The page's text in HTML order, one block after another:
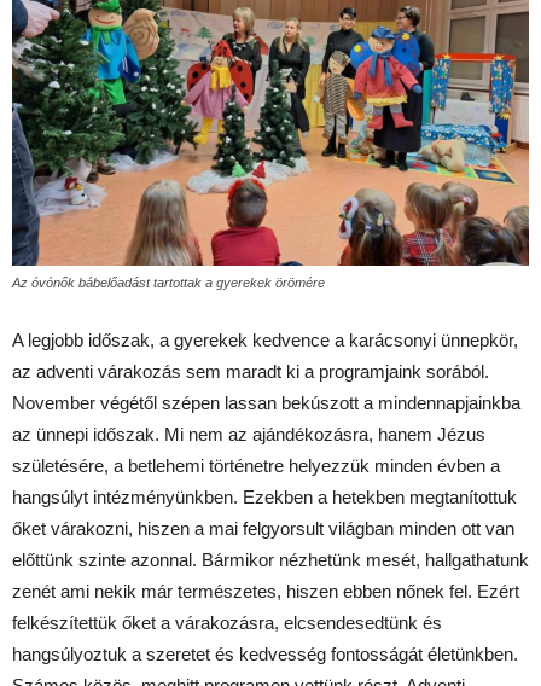
Az óvónők bábelőadást tartottak a gyerekek örömére
A legjobb időszak, a gyerekek kedvence a karácsonyi ünnepkör,
az adventi várakozás sem maradt ki a programjaink sorából.
November végétől szépen lassan bekúszott a mindennapjainkba
az ünnepi időszak. Mi nem az ajándékozásra, hanem Jézus
születésére, a betlehemi történetre helyezzük minden évben a
hangsúlyt intézményünkben. Ezekben a hetekben megtanítottuk
őket várakozni, hiszen a mai felgyorsult világban minden ott van
előttünk szinte azonnal. Bármikor nézhetünk mesét, hallgathatunk
zenét ami nekik már természetes, hiszen ebben nőnek fel. Ezért
felkészítettük őket a várakozásra, elcsendesedtünk és
hangsúlyoztuk a szeretet és kedvesség fontosságát életünkben.